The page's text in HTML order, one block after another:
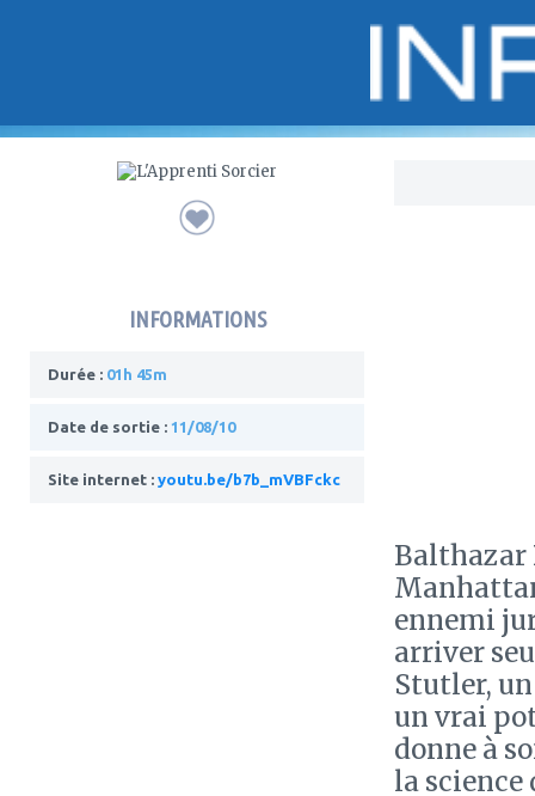
INFORMATIONS
Durée : 01h 45m
Date de sortie : 11/08/10
Site internet : youtu.be/b7b_mVBFckc
Balthazar
ennemi
arriver
Stutler,
un vrai
donne à
la science